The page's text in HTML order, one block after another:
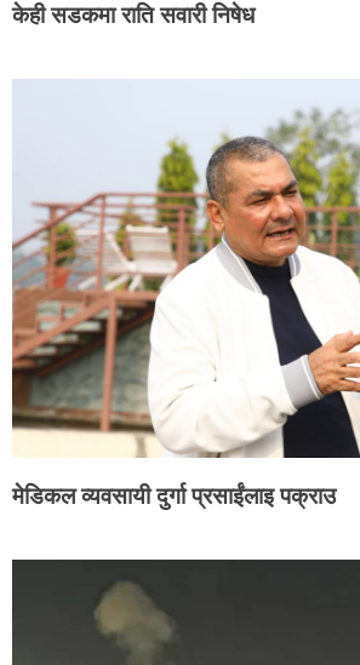
केही सडकमा राति सवारी निषेध
मेडिकल व्यवसायी दुर्गा प्रसाईंलाइ पक्राउ